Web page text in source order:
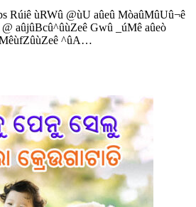
Rúiê ùRWû @ùU aûeû MòaûMûUû¬ê
aûjûBcû^ûùZeê Gwû _úMê aûeò
^ûA…